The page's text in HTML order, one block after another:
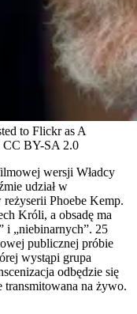
to Flickr as A
CC BY-SA 2.0
wersji Władcy
udział w
Phoebe Kemp.
Króli, a obsadę ma
i „niebinarnych”. 25
publicznej próbie
wystąpi grupa
odbędzie się
na żywo.